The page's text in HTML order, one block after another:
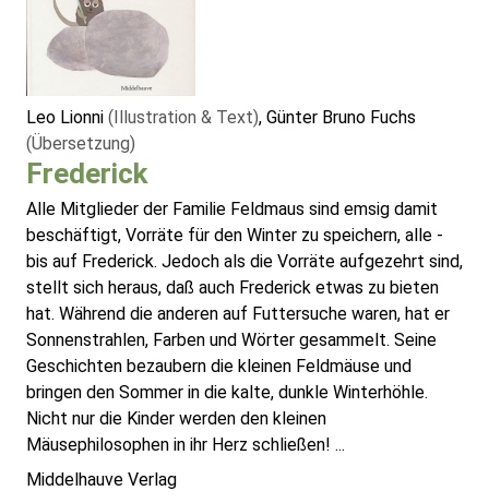
Leo Lionni (Illustration & Text), Günter Bruno Fuchs
(Übersetzung)
Frederick
Alle Mitglieder der Familie Feldmaus sind emsig damit
beschäftigt, Vorräte für den Winter zu speichern, alle -
bis auf Frederick. Jedoch als die Vorräte aufgezehrt sind,
stellt sich heraus, daß auch Frederick etwas zu bieten
hat. Während die anderen auf Futtersuche waren, hat er
Sonnenstrahlen, Farben und Wörter gesammelt. Seine
Geschichten bezaubern die kleinen Feldmäuse und
bringen den Sommer in die kalte, dunkle Winterhöhle.
Nicht nur die Kinder werden den kleinen
Mäusephilosophen in ihr Herz schließen! ...
Middelhauve Verlag